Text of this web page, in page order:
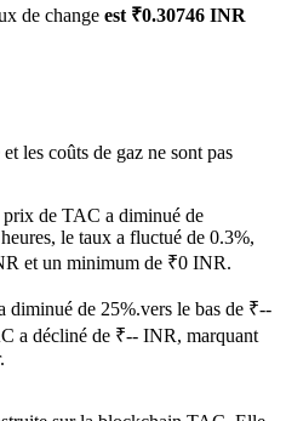
forex, métaux précieux et matières
garantie
de change est ₹0.30746 INR
les coûts de gaz ne sont pas
de TAC a diminué de
le taux a fluctué de 0.3%,
et un minimum de ₹0 INR.
diminué de 25%.vers le bas de ₹--
a décliné de ₹-- INR, marquant